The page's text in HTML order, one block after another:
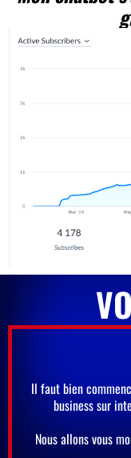
Il faut bien
business sur
Nous allons vous